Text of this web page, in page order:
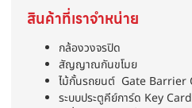
สินค้าที่เราจำหน่าย
กล้องวงจรปิด
สัญญาณกันขโมย
ไม้กั้นรถยนต์ Gate Barrier
ระบบประตูคีย์การ์ด Key Card